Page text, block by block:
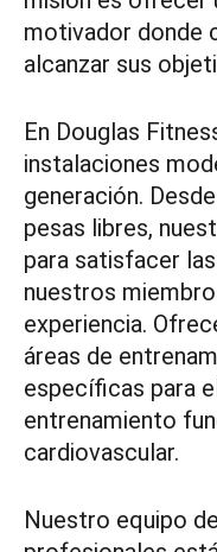
motivador donde
alcanzar sus
En Douglas
instalaciones
generación.
pesas libres,
para satisfacer
nuestros
experiencia.
áreas de
específicas para
entrenamiento
cardiovascular.
Nuestro equipo